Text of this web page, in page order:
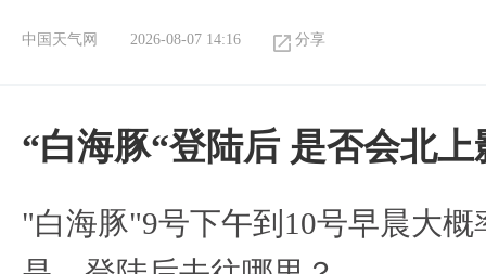
中国天气网 2026-08-07 14:16 分享
“白海豚“登陆后 是否会北
"白海豚"9号下午到10号早晨大